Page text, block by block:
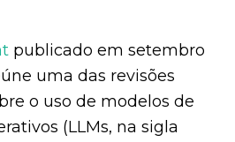
publicado em setembro
uma das revisões
o uso de modelos de
(LLMs, na sigla